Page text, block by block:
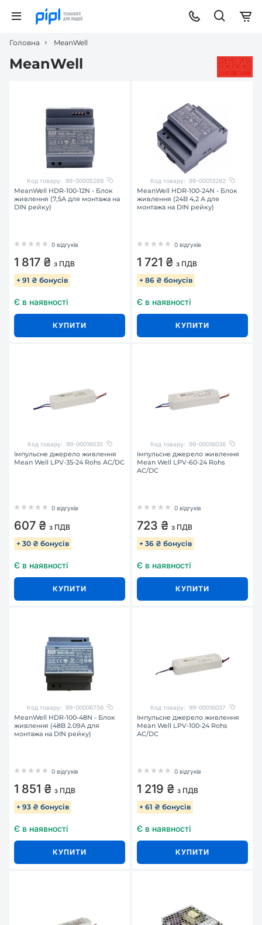
Головна MeanWell
MeanWell
Код товару: 99-00005269
MeanWell HDR-100-12N - Блок
живлення (7,5А для монтажа на
DIN рейку)
0 відгуків
1 817 ₴ з ПДВ
+ 91 ₴ бонусів
Є в наявності
КУПИТИ
Код товару: 99-00013282
MeanWell HDR-100-24N - Блок
живлення (24B 4,2 А для
монтажа на DIN рейку)
0 відгуків
1 721 ₴ з ПДВ
+ 86 ₴ бонусів
Є в наявності
КУПИТИ
Код товару: 99-00016035
Імпульсне джерело живлення
Mean Well LPV-35-24 Rohs AC/DC
0 відгуків
607 ₴ з ПДВ
+ 30 ₴ бонусів
Є в наявності
КУПИТИ
Код товару: 99-00016036
Імпульсне джерело живлення
Mean Well LPV-60-24 Rohs
AC/DC
0 відгуків
723 ₴ з ПДВ
+ 36 ₴ бонусів
Є в наявності
КУПИТИ
Код товару: 99-00006756
MeanWell HDR-100-48N - Блок
живлення (48B 2.09А для
монтажа на DIN рейку)
0 відгуків
1 851 ₴ з ПДВ
+ 93 ₴ бонусів
Є в наявності
КУПИТИ
Код товару: 99-00016037
Імпульсне джерело живлення
Mean Well LPV-100-24 Rohs
AC/DC
0 відгуків
1 219 ₴ з ПДВ
+ 61 ₴ бонусів
Є в наявності
КУПИТИ